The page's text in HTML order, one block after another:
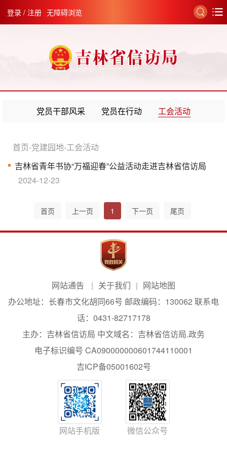
登录/ 注册 无障碍浏览
党员干部风采 党员在行动 工会活动
首页-党建园地-工会活动
吉林省青年书协“万福迎春”公益活动走进吉林省信访局
2024-12-23
首页 上一页 1 下一页 尾页
网站通告 关于我们
网站地图
办公地址：长春市文化胡同66号 邮政编码：130062 联系电
话：0431-82717178
主办：吉林省信访局 中文域名：吉林省信访局.政务
电子标识编号 CA090000000601744110001
吉ICP备05001602号
网站手机版 微信公众号